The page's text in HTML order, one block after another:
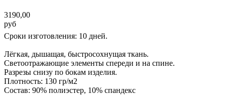
3190,00
руб
Сроки изготовления: 10 дней.
Лёгкая, дышащая, быстросохнущая ткань.
Светоотражающие элементы спереди и на спине.
Разрезы снизу по бокам изделия.
Плотность: 130 гр/м2
Состав: 90% полиэстер, 10% спандекс